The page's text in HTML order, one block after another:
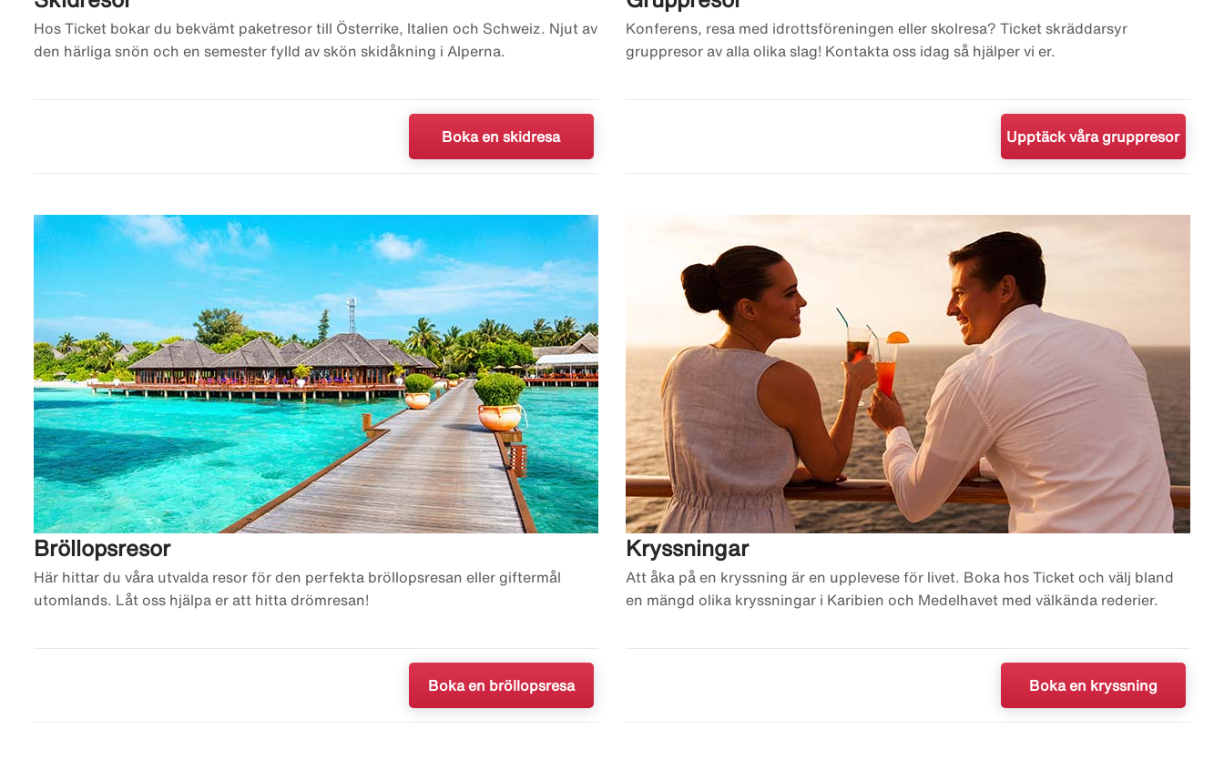
Hos Ticket bokar du bekvämt paketresor till Österrike, Italien och Schweiz. Njut av
den härliga snön och en semester fylld av skön skidåkning i Alperna.
Boka en skidresa
Konferens, resa med idrottsföreningen eller skolresa? Ticket skräddarsyr
gruppresor av alla olika slag! Kontakta oss idag så hjälper vi er.
Upptäck våra gruppresor
Bröllopsresor
Här hittar du våra utvalda resor för den perfekta bröllopsresan eller giftermål
utomlands. Låt oss hjälpa er att hitta drömresan!
Boka en bröllopsresa
Kryssningar
Att åka på en kryssning är en upplevese för livet. Boka hos Ticket och välj bland
en mängd olika kryssningar i Karibien och Medelhavet med välkända rederier.
Boka en kryssning